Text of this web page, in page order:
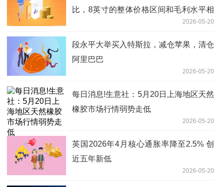
比，8英寸的整体价格区间和毛利水平相
2026-05-20
段永平大举买入特斯拉，减仓苹果，清仓
阿里巴巴
2026-05-20
每日消息!生意社：5月20日上海地区天然
橡胶市场行情弱势走低
2026-05-20
英国2026年4月核心通胀率降至2.5% 创
近五年新低
2026-05-20